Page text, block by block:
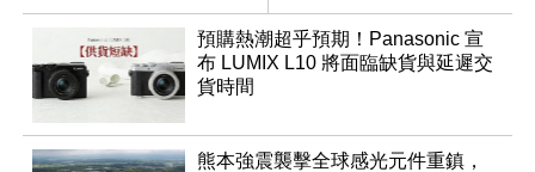
調編輯
預購熱潮超乎預期！Panasonic 宣
布 LUMIX L10 將面臨缺貨與延遲交
貨時間
熊本強震襲擊全球感光元件重鎮，